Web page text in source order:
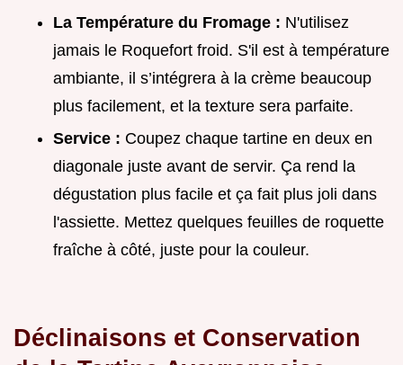
La Température du Fromage : N'utilisez
jamais le Roquefort froid. S'il est à température
ambiante, il s’intégrera à la crème beaucoup
plus facilement, et la texture sera parfaite.
Service : Coupez chaque tartine en deux en
diagonale juste avant de servir. Ça rend la
dégustation plus facile et ça fait plus joli dans
l'assiette. Mettez quelques feuilles de roquette
fraîche à côté, juste pour la couleur.
Déclinaisons et Conservation